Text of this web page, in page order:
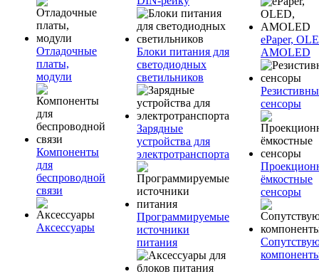
Отладочные
платы,
модули
Компоненты
для
беспроводной
связи
Аксессуары
Блоки питания для
светодиодных
светильников
Зарядные
устройства для
электротранспорта
Программируемые
источники
питания
ePaper,
AMOLED
сенсоры
ёмкостные
сенсоры